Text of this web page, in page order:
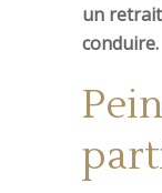
un
conduire.